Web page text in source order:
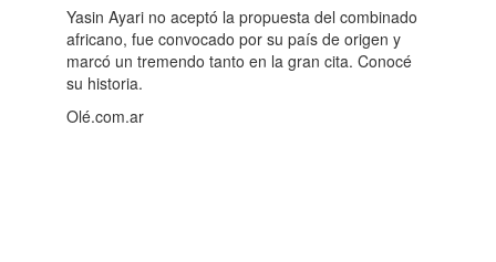
Yasin Ayari no aceptó la propuesta del combinado
africano, fue convocado por su país de origen y
marcó un tremendo tanto en la gran cita. Conocé
su historia.
Olé.com.ar